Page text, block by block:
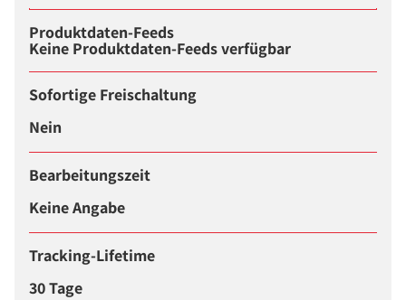
Produktdaten-Feeds
Keine Produktdaten-Feeds verfügbar
Sofortige Freischaltung
Nein
Bearbeitungszeit
Keine Angabe
Tracking-Lifetime
30 Tage